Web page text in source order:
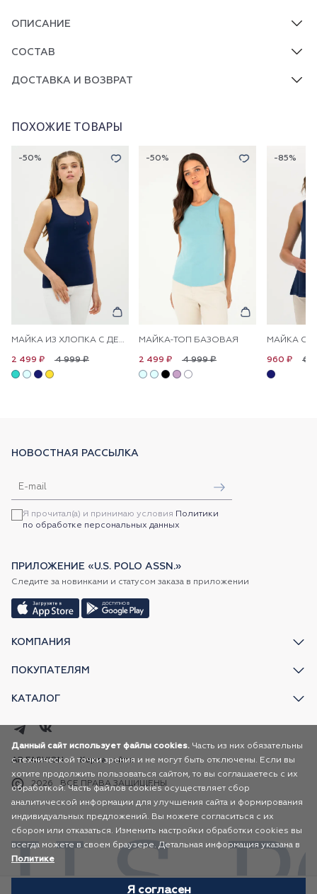
ОПИСАНИЕ
СОСТАВ
ДОСТАВКА И ВОЗВРАТ
ПОХОЖИЕ ТОВАРЫ
-50%
МАЙКА ИЗ ХЛОПКА С ДЕКОРАТИВНЫМИ ПУГОВИЦАМИ
4 999 ₽
2 499 ₽
-50%
МАЙКА-ТОП БАЗОВАЯ
4 999 ₽
2 499 ₽
-85%
6
960 ₽
КОМПАНИЯ
ПОКУПАТЕЛЯМ
КАТАЛОГ
НОВОСТНАЯ РАССЫЛКА
Я прочитал(а) и принимаю условия Политики
по обработке персональных данных
ПРИЛОЖЕНИЕ «U.S. POLO ASSN.»
Следите за новинками и статусом заказа в приложении
2026 ВСЕ ПРАВА ЗАЩИЩЕНЫ
AR FASHION Карта сайта
Данный сайт использует файлы cookies. Часть из них обязательны
с технической точки зрения и не могут быть отключены. Если вы
хотите продолжить пользоваться сайтом, то вы соглашаетесь с их
обработкой. Часть файлов cookies осуществляет сбор
аналитической информации для улучшения сайта и формирования
индивидуальных предложений. Вы можете согласиться с их
сбором или отказаться. Изменить настройки обработки cookies вы
всегда можете в своем браузере. Детальная информация указана в
Политике
Я согласен